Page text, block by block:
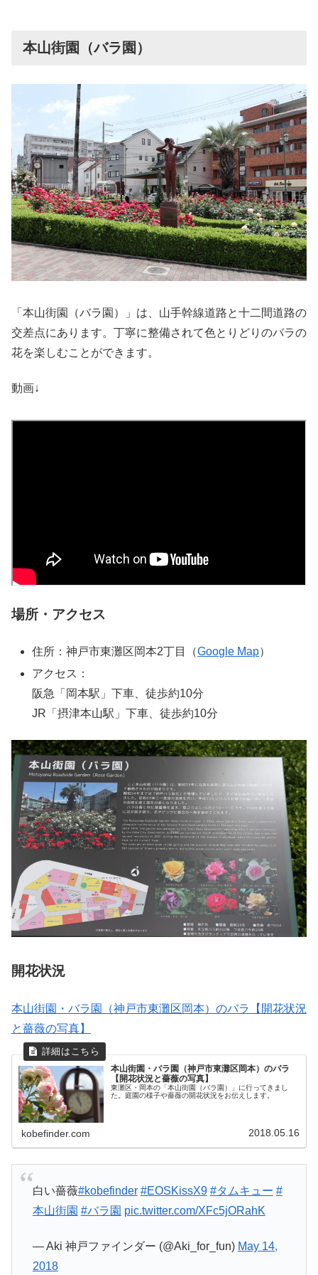
本山街園（バラ園）
「本山街園（バラ園）」は、山手幹線道路と十二間道路の
交差点にあります。丁寧に整備されて色とりどりのバラの
花を楽しむことができます。
動画↓
場所・アクセス
住所：神戸市東灘区岡本2丁目（Google Map）
アクセス：
阪急「岡本駅」下車、徒歩約10分
JR「摂津本山駅」下車、徒歩約10分
開花状況
本山街園・バラ園（神戸市東灘区岡本）のバラ【開花状況
と薔薇の写真】
本山街園・バラ園（神戸市東灘区岡本）のバラ
【開花状況と薔薇の写真】
東灘区・岡本の「本山街園（バラ園）」に行ってきまし
た。庭園の様子や薔薇の開花状況をお伝えします。
kobefinder.com 2018.05.16
白い薔薇#kobefinder #EOSKissX9 #タムキュー #
本山街園 #バラ園 pic.twitter.com/XFc5jORahK
— Aki 神戸ファインダー (@Aki_for_fun) May 14,
2018